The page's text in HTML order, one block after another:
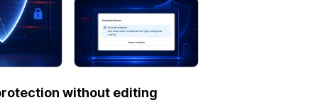
without editing